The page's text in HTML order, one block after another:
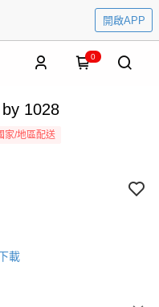
開啟APP
0
1028
家/地區配送
載